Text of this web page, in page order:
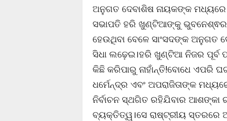
ଅନୁଗତ ଦେବାଶିଷ ନାୟକଙ୍କ
ସଭାପତି ହରି ଖୁଣ୍ଟିଆଙ୍କୁ ଭୁବନେଶ୍ଵର
ହେଉଥିବା ବେଳେ ସାଂସଦଙ୍କ
ସିଧା ଲଢ଼େଇ।ହରି ଖୁଣ୍ଟିଆ ନିଜର ପୂର୍ବ
କିଛି କରିପାରୁ ନାହାଁନ୍ତି!ବୋଧେ ଏପରି
ଧର୍ମେନ୍ଦ୍ର ଏବଂ ଅପରାଜିତାଙ୍କ
ନିର୍ବାଚନ ସ୍ଥଗିତ ରହିଯିବାର ଆଶଙ୍କା
ବ୍ୟକ୍ତିତ୍ୱ।ସେ ରାଷ୍ଟ୍ରୀୟ ସ୍ତରରେ